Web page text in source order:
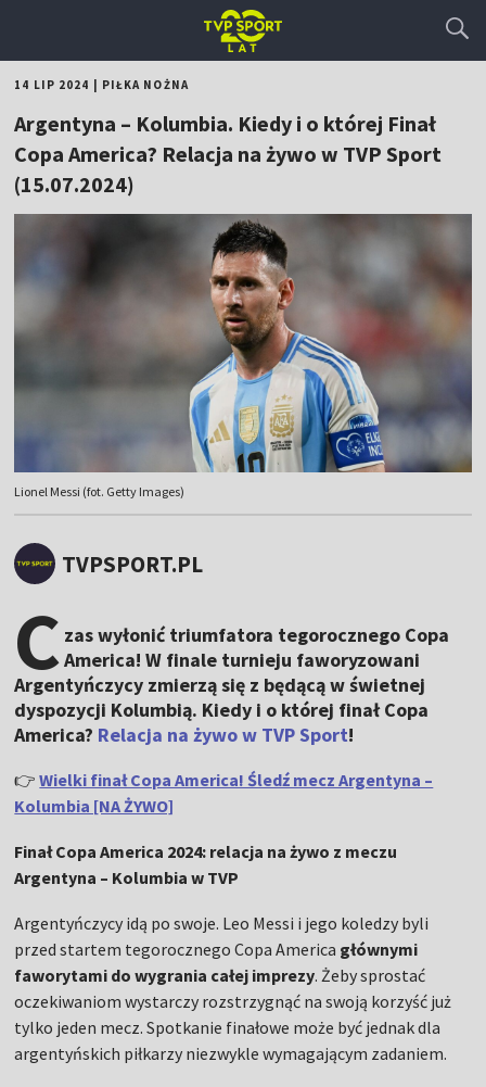
14 LIP 2024 PIŁKA NOŻNA
Argentyna – Kolumbia. Kiedy i o której Finał
Copa America? Relacja na żywo w TVP Sport
(15.07.2024)
Lionel Messi (fot. Getty Images)
TVPSPORT.PL
C zas wyłonić triumfatora tegorocznego Copa
America! W finale turnieju faworyzowani
Argentyńczycy zmierzą się z będącą w świetnej
dyspozycji Kolumbią. Kiedy i o której finał Copa
America? Relacja na żywo w TVP Sport!
👉Wielki finał Copa America! Śledź mecz Argentyna –
Kolumbia [NA ŻYWO]
Finał Copa America 2024: relacja na żywo z meczu
Argentyna – Kolumbia w TVP
Argentyńczycy idą po swoje. Leo Messi i jego koledzy byli
przed startem tegorocznego Copa America głównymi
faworytami do wygrania całej imprezy. Żeby sprostać
oczekiwaniom wystarczy rozstrzygnąć na swoją korzyść już
tylko jeden mecz. Spotkanie finałowe może być jednak dla
argentyńskich piłkarzy niezwykle wymagającym zadaniem.